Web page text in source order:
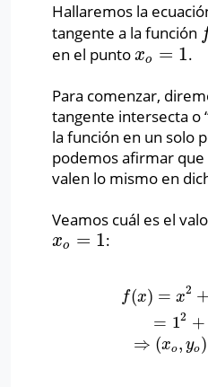
Hallaremos la
tangente a la función f
en el punto xo = 1
xo =1
.
Para comenzar,
tangente intersecta o
la función en un solo
podemos afirmar que
valen lo mismo en
Veamos cuál es el
xo = 1
xo =1 :
f(x) = x2 +
= 12 +
⇒ (xo, yo)
2+1⇒ (1) =12+1